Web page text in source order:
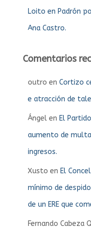
Loito en Padrón
Ana Castro.
Comentarios
outro en Cortizo
e atracción de
Ángel en El
aumento de
ingresos.
Xusto en El
mínimo de
de un ERE que
Fernando Cabeza